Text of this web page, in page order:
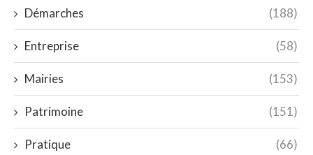
Démarches (188)
Entreprise (58)
Mairies (153)
Patrimoine (151)
Pratique (66)